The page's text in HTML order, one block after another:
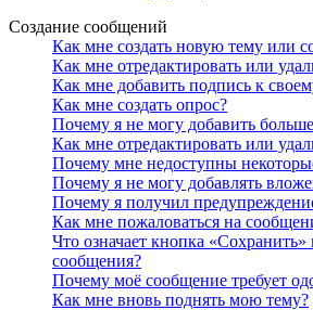
Создание сообщений
Как мне создать новую тему или
Как мне отредактировать или
Как мне добавить подпись к
Как мне создать опрос?
Почему я не могу добавить
Как мне отредактировать или
Почему мне недоступны
Почему я не могу добавлять
Почему я получил
Как мне пожаловаться на
Что означает кнопка «Сохранить»
сообщения?
Почему моё сообщение требует
Как мне вновь поднять мою тему?